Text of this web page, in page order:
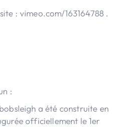
: vimeo.com/163164788 .
:
a été construite en
officiellement le 1er